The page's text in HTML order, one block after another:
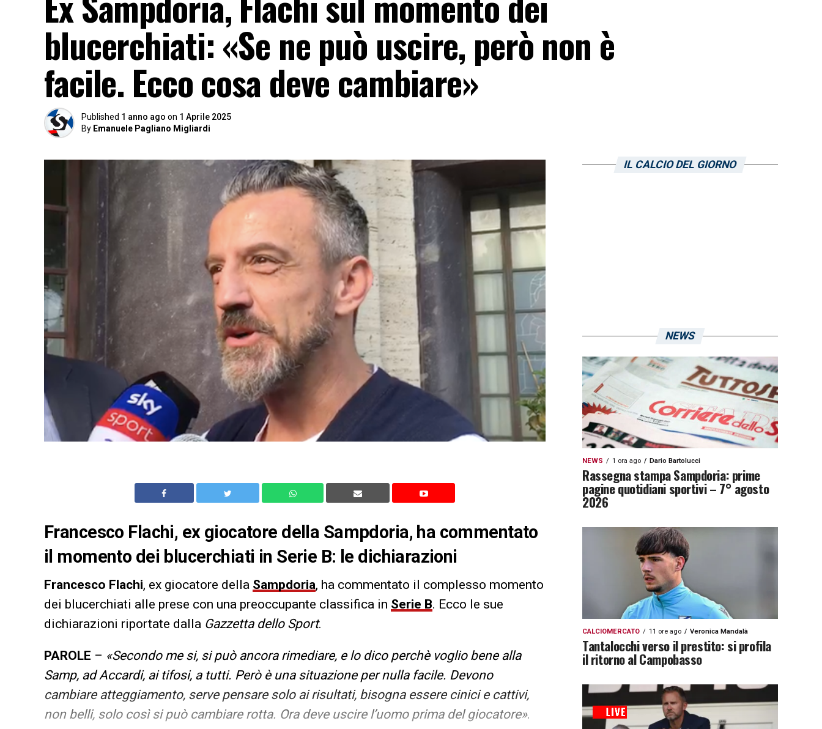
blucerchiati: «Se ne può uscire, però non è
facile. Ecco cosa deve cambiare»
Published 1 anno ago on 1 Aprile 2025
By Emanuele Pagliano Migliardi
Francesco Flachi, ex giocatore della Sampdoria, ha commentato
il momento dei blucerchiati in Serie B: le dichiarazioni
Francesco Flachi, ex giocatore della Sampdoria, ha commentato il complesso momento
dei blucerchiati alle prese con una preoccupante classifica in Serie B. Ecco le sue
dichiarazioni riportate dalla Gazzetta dello Sport.
PAROLE – «Secondo me si, si può ancora rimediare, e lo dico perchè voglio bene alla
Samp, ad Accardi, ai tifosi, a tutti. Però è una situazione per nulla facile. Devono
cambiare atteggiamento, serve pensare solo ai risultati, bisogna essere cinici e cattivi,
non belli, solo così si può cambiare rotta. Ora deve uscire l’uomo prima del giocatore».
IL CALCIO DEL GIORNO
NEWS
NEWS 1 ora ago Dario Bartolucci
Rassegna stampa Sampdoria: prime
pagine quotidiani sportivi – 7° agosto
2026
CALCIOMERCATO 11 ore ago Veronica Mandalà
Tantalocchi verso il prestito: si profila
il ritorno al Campobasso